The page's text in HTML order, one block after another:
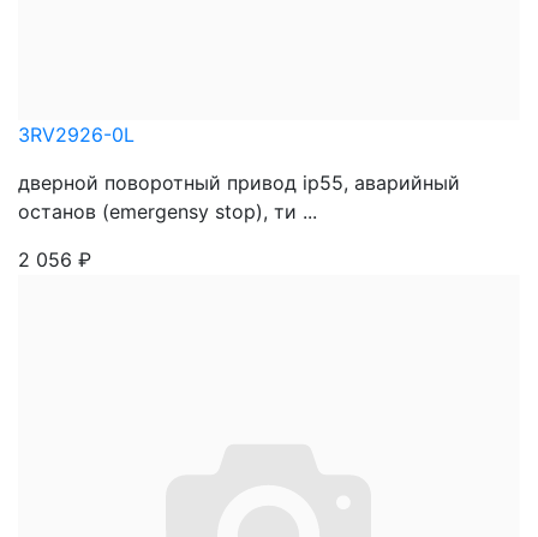
3RV2926-0L
дверной поворотный привод ip55, аварийный
останов (emergensy stop), ти ...
2 056 ₽